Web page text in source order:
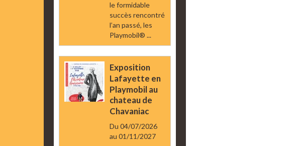
le formidable
succès rencontré
l’an passé, les
Playmobil® ...
Exposition
Lafayette en
Playmobil au
chateau de
Chavaniac
Du 04/07/2026
au 01/11/2027